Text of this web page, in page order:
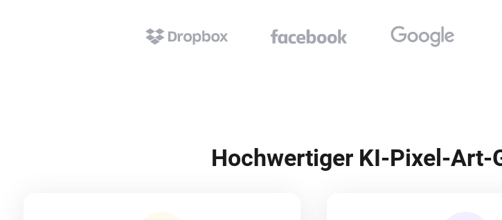
Hochwertiger KI-Pixel-Art-